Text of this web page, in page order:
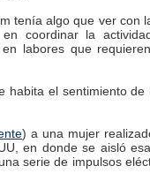
tenía algo que ver con
coordinar la
labores que
habita el sentimiento de
) a una mujer
en donde se aisló
serie de impulsos